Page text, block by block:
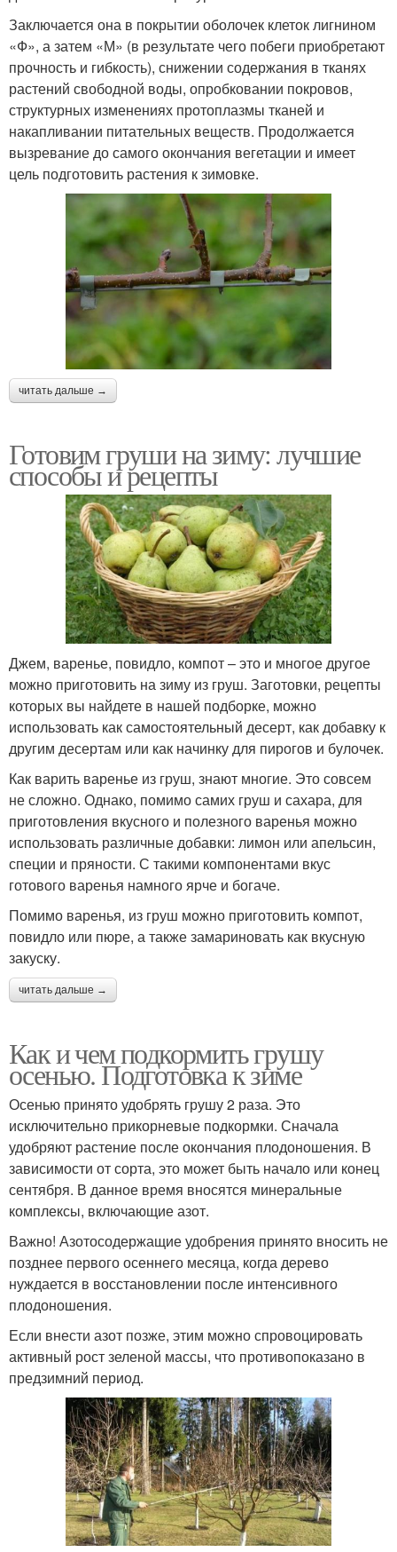
Заключается она в покрытии оболочек клеток лигнином
«Ф», а затем «М» (в результате чего побеги приобретают
прочность и гибкость), снижении содержания в тканях
растений свободной воды, опробковании покровов,
структурных изменениях протоплазмы тканей и
накапливании питательных веществ. Продолжается
вызревание до самого окончания вегетации и имеет
цель подготовить растения к зимовке.
читать дальше →
Готовим груши на зиму: лучшие
способы и рецепты
Джем, варенье, повидло, компот – это и многое другое
можно приготовить на зиму из груш. Заготовки, рецепты
которых вы найдете в нашей подборке, можно
использовать как самостоятельный десерт, как добавку к
другим десертам или как начинку для пирогов и булочек.
Как варить варенье из груш, знают многие. Это совсем
не сложно. Однако, помимо самих груш и сахара, для
приготовления вкусного и полезного варенья можно
использовать различные добавки: лимон или апельсин,
специи и пряности. С такими компонентами вкус
готового варенья намного ярче и богаче.
Помимо варенья, из груш можно приготовить компот,
повидло или пюре, а также замариновать как вкусную
закуску.
читать дальше →
Как и чем подкормить грушу
осенью. Подготовка к зиме
Осенью принято удобрять грушу 2 раза. Это
исключительно прикорневые подкормки. Сначала
удобряют растение после окончания плодоношения. В
зависимости от сорта, это может быть начало или конец
сентября. В данное время вносятся минеральные
комплексы, включающие азот.
Важно! Азотосодержащие удобрения принято вносить не
позднее первого осеннего месяца, когда дерево
нуждается в восстановлении после интенсивного
плодоношения.
Если внести азот позже, этим можно спровоцировать
активный рост зеленой массы, что противопоказано в
предзимний период.